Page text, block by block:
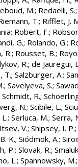
M.; Redaelli, S.
T.; Rifflet, J.
; Robert, F.;
G.; Rolando, G.;
R.; Rousset, B.;
R.; de Jauregui,
T.; Salzburger, A.;
; Savelyeva, S.;
Schmidt, R.;
N.; Scibile, L.;
; Serluca, M.; Serra,
V.; Shipsey, I. P.;
K.; Siódmok, A.;
P.; Slovak, R.;
L.; Spannowsky, M.